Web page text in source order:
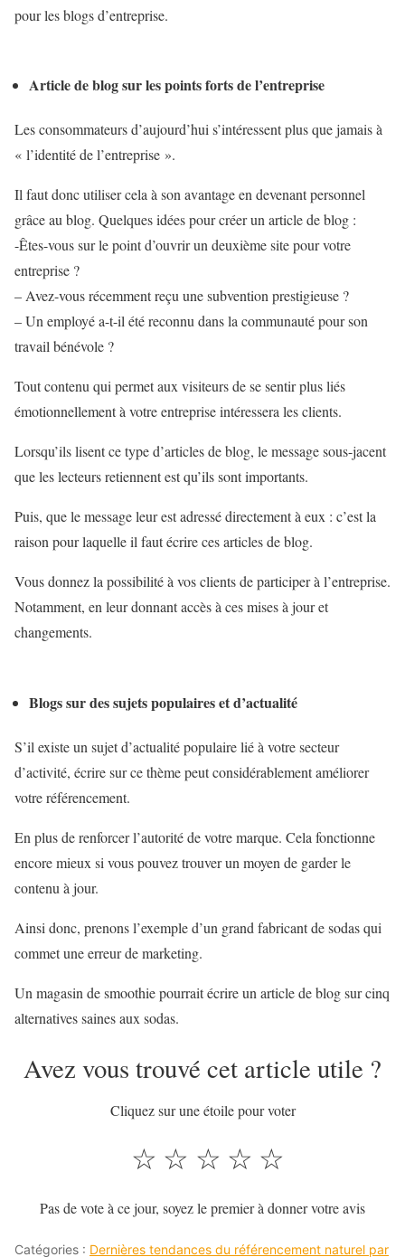
pour les blogs d’entreprise.
Article de blog sur les points forts de l’entreprise
Les consommateurs d’aujourd’hui s’intéressent plus que jamais à
« l’identité de l’entreprise ».
Il faut donc utiliser cela à son avantage en devenant personnel
grâce au blog. Quelques idées pour créer un article de blog :
-Êtes-vous sur le point d’ouvrir un deuxième site pour votre
entreprise ?
– Avez-vous récemment reçu une subvention prestigieuse ?
– Un employé a-t-il été reconnu dans la communauté pour son
travail bénévole ?
Tout contenu qui permet aux visiteurs de se sentir plus liés
émotionnellement à votre entreprise intéressera les clients.
Lorsqu’ils lisent ce type d’articles de blog, le message sous-jacent
que les lecteurs retiennent est qu’ils sont importants.
Puis, que le message leur est adressé directement à eux : c’est la
raison pour laquelle il faut écrire ces articles de blog.
Vous donnez la possibilité à vos clients de participer à l’entreprise.
Notamment, en leur donnant accès à ces mises à jour et
changements.
Blogs sur des sujets populaires et d’actualité
S’il existe un sujet d’actualité populaire lié à votre secteur
d’activité, écrire sur ce thème peut considérablement améliorer
votre référencement.
En plus de renforcer l’autorité de votre marque. Cela fonctionne
encore mieux si vous pouvez trouver un moyen de garder le
contenu à jour.
Ainsi donc, prenons l’exemple d’un grand fabricant de sodas qui
commet une erreur de marketing.
Un magasin de smoothie pourrait écrire un article de blog sur cinq
alternatives saines aux sodas.
Avez vous trouvé cet article utile ?
Cliquez sur une étoile pour voter
☆
☆
☆
☆
☆
Pas de vote à ce jour, soyez le premier à donner votre avis
Catégories : Dernières tendances du référencement naturel par